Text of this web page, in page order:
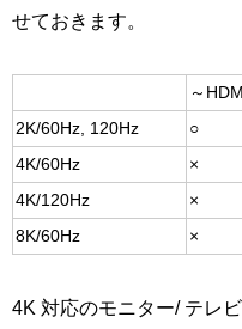
せておきます。
～
2K/60Hz, 120Hz
○
4K/60Hz
×
4K/120Hz
×
8K/60Hz
×
4K 対応のモニター/ テレ